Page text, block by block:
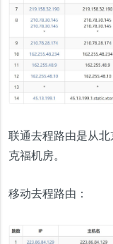
联通去程路由是从
克福机房。
移动去程路由：